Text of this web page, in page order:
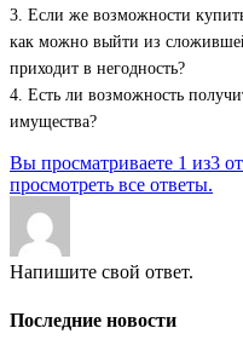
3. Если же возможности
как можно выйти из
приходит в негодность?
4. Есть ли возможность
имущества?
Вы просматриваете 1 из3
просмотреть все ответы.
Напишите свой ответ.
Последние новости